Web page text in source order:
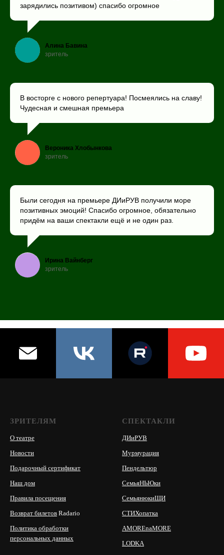
зарядились позитивом) спасибо огромное
Алина Бавина
зритель
В восторге с нового репертуара! Посмеялись на славу!
Чудесная и смешная премьера
Вероника Хлобынкова
зритель
Были сегодня на премьере ДИиРУВ получили море
позитивных эмоций! Спасибо огромное, обязательно
придём на ваши спектакли ещё и не один раз.
Ирина Вайнберг
зритель
ЗРИТЕЛЯМ
О театре
Новости
Подарочный сертификат
Наш дом
Правила посещения
Возврат билетов Radario
Политика обработки
персональных данных
СПЕКТАКЛИ
ДИиРУВ
Мурмурация
Пендельтюр
СемьяНЬЮки
СемьянюкиЩИ
СТИХопатка
AMOREnaMORE
LODKA